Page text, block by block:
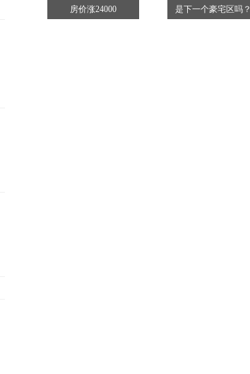
房价涨24000
是下一个豪宅区吗？